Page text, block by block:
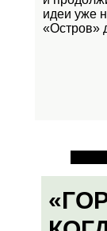
идеи уже
«Остров»